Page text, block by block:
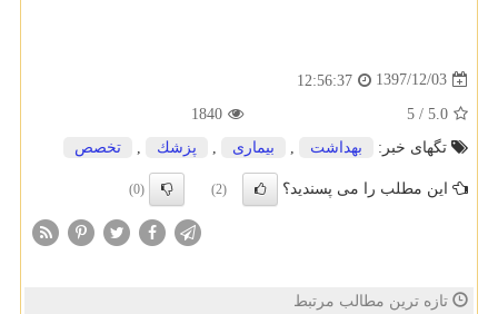
1397/12/03
12:56:37
5.0
/
5
1840
تگهای خبر:
بهداشت بیماری پزشك تخصص
این مطلب را می پسندید؟ (2)
(0)
تازه ترین مطالب مرتبط